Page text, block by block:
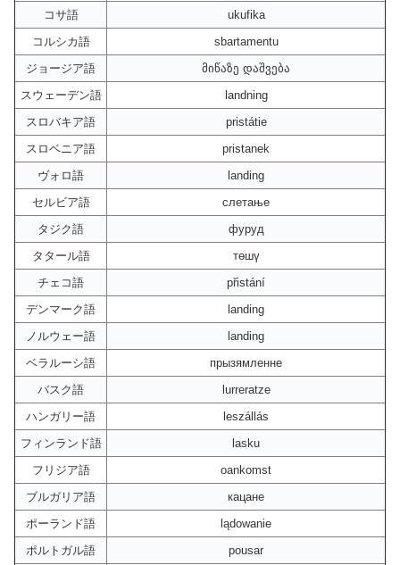
コサ語
ukufika
コルシカ語
sbartamentu
ジョージア語
მიწაზე დაშვება
スウェーデン語
landning
スロバキア語
pristátie
スロベニア語
pristanek
ヴォロ語
landing
セルビア語
слетање
タジク語
фуруд
タタール語
төшү
チェコ語
přistání
デンマーク語
landing
ノルウェー語
landing
ベラルーシ語
прызямленне
バスク語
lurreratze
ハンガリー語
leszállás
フィンランド語
lasku
フリジア語
oankomst
ブルガリア語
кацане
ポーランド語
lądowanie
ポルトガル語
pousar